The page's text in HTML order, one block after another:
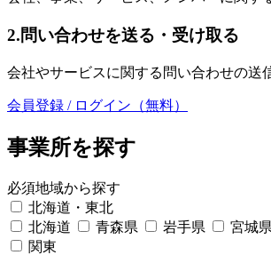
2.問い合わせを送る・受け取る
会社やサービスに関する問い合わせの送
会員登録 / ログイン（無料）
事業所を探す
必須地域から探す
北海道・東北
北海道
青森県 岩手県 宮城県
関東